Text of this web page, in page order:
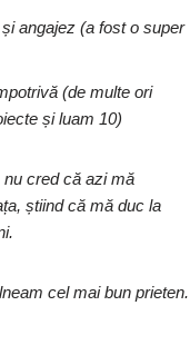
angajez (a fost o super
(de multe ori
și luam 10)
cred că azi mă
știind că mă duc la
cel mai bun prieten.